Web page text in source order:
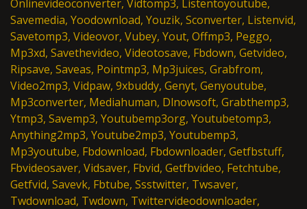
Onlinevideoconverter, Vidtomp3, Listentoyoutube,
Savemedia, Yoodownload, Youzik, Sconverter, Listenvid,
Savetomp3, Videovor, Vubey, Yout, Offmp3, Peggo,
Mp3xd, Savethevideo, Videotosave, Fbdown, Getvideo,
Ripsave, Saveas, Pointmp3, Mp3juices, Grabfrom,
Video2mp3, Vidpaw, 9xbuddy, Genyt, Genyoutube,
Mp3converter, Mediahuman, Dlnowsoft, Grabthemp3,
Ytmp3, Savemp3, Youtubemp3org, Youtubetomp3,
Anything2mp3, Youtube2mp3, Youtubemp3,
Mp3youtube, Fbdownload, Fbdownloader, Getfbstuff,
Fbvideosaver, Vidsaver, Fbvid, Getfbvideo, Fetchtube,
Getfvid, Savevk, Fbtube, Ssstwitter, Twsaver,
Twdownload, Twdown, Twittervideodownloader,